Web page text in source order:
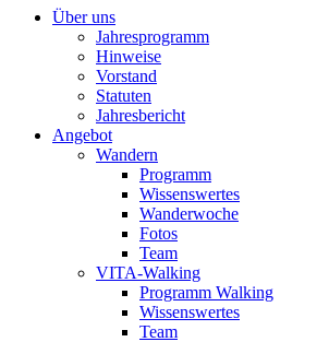
Über uns
Jahresprogramm
Hinweise
Vorstand
Statuten
Jahresbericht
Angebot
Wandern
Programm
Wissenswertes
Wanderwoche
Fotos
Team
VITA-Walking
Programm Walking
Wissenswertes
Team